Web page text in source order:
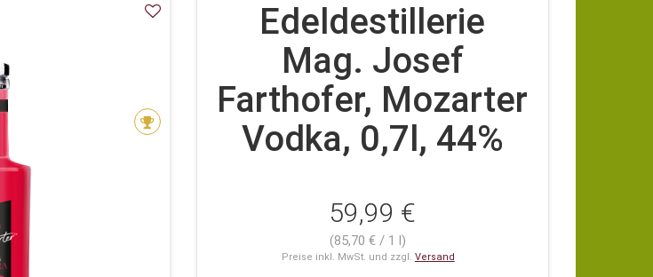
Edeldestillerie
Mag. Josef
Farthofer, Mozarter
Vodka, 0,7l, 44%
59,99 €
(85,70 € / 1 l)
Preise inkl. MwSt. und zzgl. Versand